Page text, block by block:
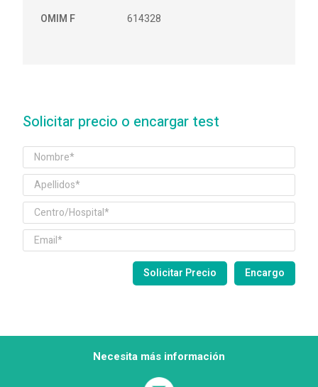
OMIM F
614328
Solicitar precio o encargar test
Necesita más información